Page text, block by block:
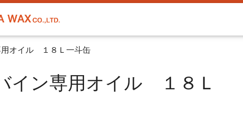
用オイル １８Ｌ一斗缶
イン専用オイル １８Ｌ